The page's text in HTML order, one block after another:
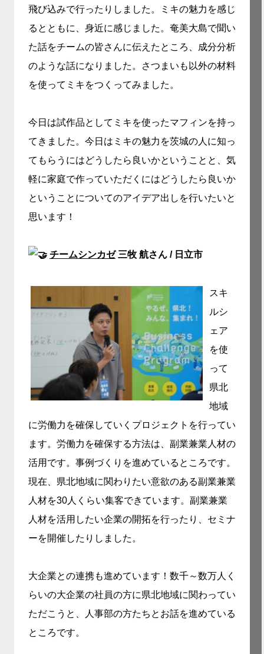
飛び込みで行ったりしました。ミキの魅力を感じ
るとともに、身近に感じました。奄美大島で聞い
た話をチームの皆さんに伝えたところ、成分分析
のような話になりました。さつまいも以外の材料
を使ってミキをつくってみました。
今日は試作品としてミキを使ったマフィンを持っ
てきました。今日はミキの魅力を茨城の人に知っ
てもらうにはどうしたら良いかということと、気
軽に家庭で作っていただくにはどうしたら良いか
ということについてのアイデア出しを行いたいと
思います！
チームシンカゼ三牧 航さん / 日立市
スキ
ルシ
ェア
を使
って
県北
地域
に労働力を確保していくプロジェクトを行ってい
ます。労働力を確保する方法は、副業兼業人材の
活用です。 事例づくりを進めているところです。
現在、県北地域に関わりたい意欲のある副業兼業
人材を30人くらい集客できています。副業兼業
人材を活用したい企業の開拓を行ったり、セミナ
ーを開催したりしました。
大企業との連携も進めています！数千～数万人く
らいの大企業の社員の方に県北地域に関わってい
ただこうと、人事部の方たちとお話を進めている
ところです。